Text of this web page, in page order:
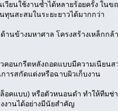
ยนใช้งานซ้ำได้หลายร้อยครั้ง ใน
ทุนสะสมในระยะยาวได้มากกว่า
นข้างมหาศาล โครงสร้างเหล็กกล้
อนกรีตหลังถอดแบบมีความเนียนส
ารสกัดแต่งหรือฉาบผิวเก็บงาน
อคแบบ) หรือตัวหนอนดำ ทำให้ทีมช่
งานได้อย่างมีนัยสำคัญ